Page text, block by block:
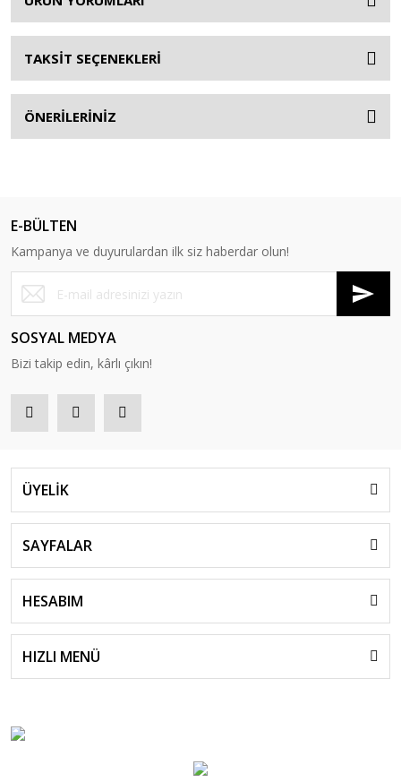
TAKSİT SEÇENEKLERİ
ÖNERİLERİNİZ
E-BÜLTEN
Kampanya ve duyurulardan ilk siz haberdar olun!
SOSYAL MEDYA
Bizi takip edin, kârlı çıkın!
ÜYELİK
SAYFALAR
HESABIM
HIZLI MENÜ